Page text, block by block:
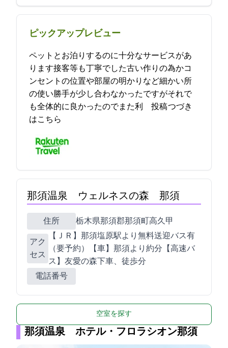
ピックアップレビュー
ペットとお泊りするのに十分なサービスがあ
ります接客等も丁寧でした古い作りの為かコ
ンセントの位置や部屋の明かりなど細かい所
の使い勝手が少し合わなかったですがそれで
も全体的に良かったのでまた利… 2021-09-18 19:22:04投稿つづき
はこちら
那須温泉 ウェルネスの森 那須
住所 栃木県那須郡那須町高久甲6437
アク
セス
【ＪＲ】那須塩原駅より無料送迎バス有
（要予約）【車】那須ICより約10分【高速バ
ス】友愛の森下車、徒歩10分
電話番号
空室を探す
那須温泉 ホテル・フロラシオン那須